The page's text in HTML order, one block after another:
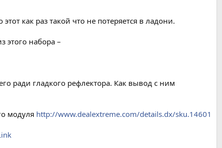
как раз такой что не потеряется в ладони.
этого набора –
ради гладкого рефлектора. Как вывод с ним
модуля http://www.dealextreme.com/details.dx/sku.14601